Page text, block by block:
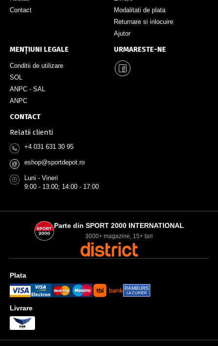
Contact
Modalitati de plata
Returnare si inlocuire
Ajutor
MENȚIUNI LEGALE
Conditii de utilizare
SOL
ANPC - SAL
ANPC
URMARESTE-NE
CONTACT
Relatii clienti
+4 031 631 30 95
@ eshop@sportdepot.ro
Luni - Vineri
9:00 - 13:00; 14:00 - 17:00
Parte din SPORT 2000 INTERNATIONAL
3000+ magazine, 15+ tari
Plata
RAMBURS
LA CURIER
Livrare